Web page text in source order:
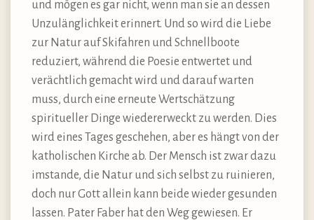
und mögen es gar nicht, wenn man sie an dessen
Unzulänglichkeit erinnert. Und so wird die Liebe
zur Natur auf Skifahren und Schnellboote
reduziert, während die Poesie entwertet und
verächtlich gemacht wird und darauf warten
muss, durch eine erneute Wertschätzung
spiritueller Dinge wiedererweckt zu werden. Dies
wird eines Tages geschehen, aber es hängt von der
katholischen Kirche ab. Der Mensch ist zwar dazu
imstande, die Natur und sich selbst zu ruinieren,
doch nur Gott allein kann beide wieder gesunden
lassen. Pater Faber hat den Weg gewiesen. Er